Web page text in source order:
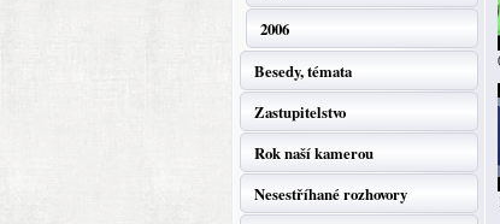
2006
Besedy, témata
Zastupitelstvo
Rok naší kamerou
Nesestříhané rozhovory